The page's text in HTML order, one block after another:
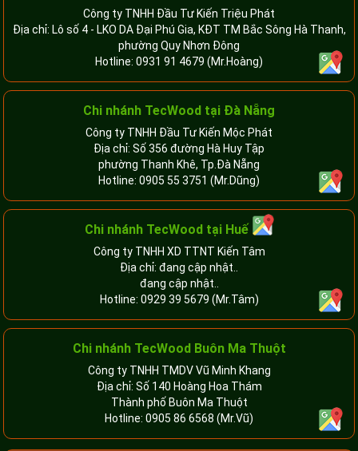
Công ty TNHH Đầu Tư Kiến Triệu Phát
Địa chỉ: Lô số 4 - LKO DA Đại Phú Gia, KĐT TM Bắc Sông Hà Thanh,
phường Quy Nhơn Đông
Hotline: 0931 91 4679 (Mr.Hoàng)
Chi nhánh TecWood tại Đà Nẵng
Công ty TNHH Đầu Tư Kiến Mộc Phát
Địa chỉ: Số 356 đường Hà Huy Tập
phường Thanh Khê, Tp.Đà Nẵng
Hotline: 0905 55 3751 (Mr.Dũng)
Chi nhánh TecWood tại Huế
Công ty TNHH XD TTNT Kiến Tâm
Địa chỉ: đang cập nhật..
đang cập nhật..
Hotline: 0929 39 5679 (Mr.Tâm)
Chi nhánh TecWood Buôn Ma Thuột
Công ty TNHH TMDV Vũ Minh Khang
Địa chỉ: Số 140 Hoàng Hoa Thám
Thành phố Buôn Ma Thuột
Hotline: 0905 86 6568 (Mr.Vũ)